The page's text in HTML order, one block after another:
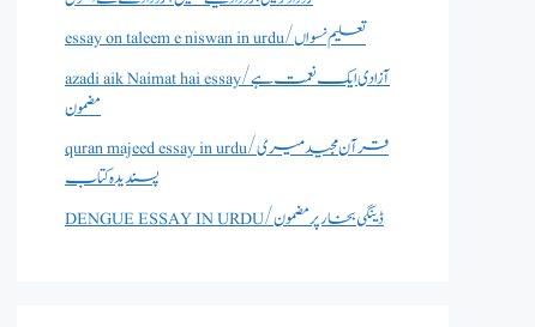
essay on taleem e niswan in urdu/تعلیم نسواں
azadi aik Naimat hai essay/آزادی ایک نعمت ہے
مضمون
quran majeed essay in urdu/قرآن مجید میری
پسندیدہ کتاب
DENGUE ESSAY IN URDU/ڈینگی بخار پر مضمون